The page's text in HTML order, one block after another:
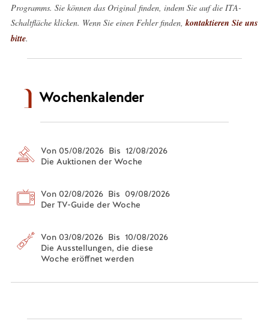
Programms. Sie können das Original finden, indem Sie auf die ITA-
Schaltfläche klicken. Wenn Sie einen Fehler finden, kontaktieren Sie uns
bitte.
Wochenkalender
Von 05/08/2026 Bis 12/08/2026
Die Auktionen der Woche
Von 02/08/2026 Bis 09/08/2026
Der TV-Guide der Woche
Von 03/08/2026 Bis 10/08/2026
Die Ausstellungen, die diese
Woche eröffnet werden